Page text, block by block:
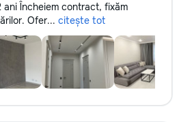
ani Încheiem contract, fixăm
Ofer... citește tot